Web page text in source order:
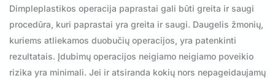
Dimpleplastikos operacija paprastai gali būti greita ir saugi
procedūra, kuri paprastai yra greita ir saugi. Daugelis žmonių,
kuriems atliekamos duobučių operacijos, yra patenkinti
rezultatais. Įdubimų operacijos neigiamo neigiamo poveikio
rizika yra minimali. Jei ir atsiranda kokių nors nepageidaujamų